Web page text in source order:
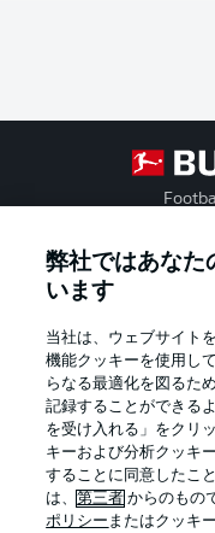
Official Partners
弊社ではあなた
います
当社は、ウェブサイト
機能クッキーを使用し
らなる最適化を図るた
記録することができる
を受け入れる」をクリ
キーおよび分析クッキ
することに同意したこ
は、第三者 からのもの
ポリシー またはクッキ